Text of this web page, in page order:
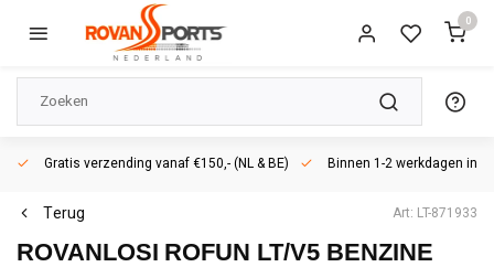
0
Gratis verzending vanaf €150,- (NL & BE) Binnen 1-2 werkdagen in
Terug Art: LT-871933
ROVANLOSI ROFUN LT/V5 BENZINE